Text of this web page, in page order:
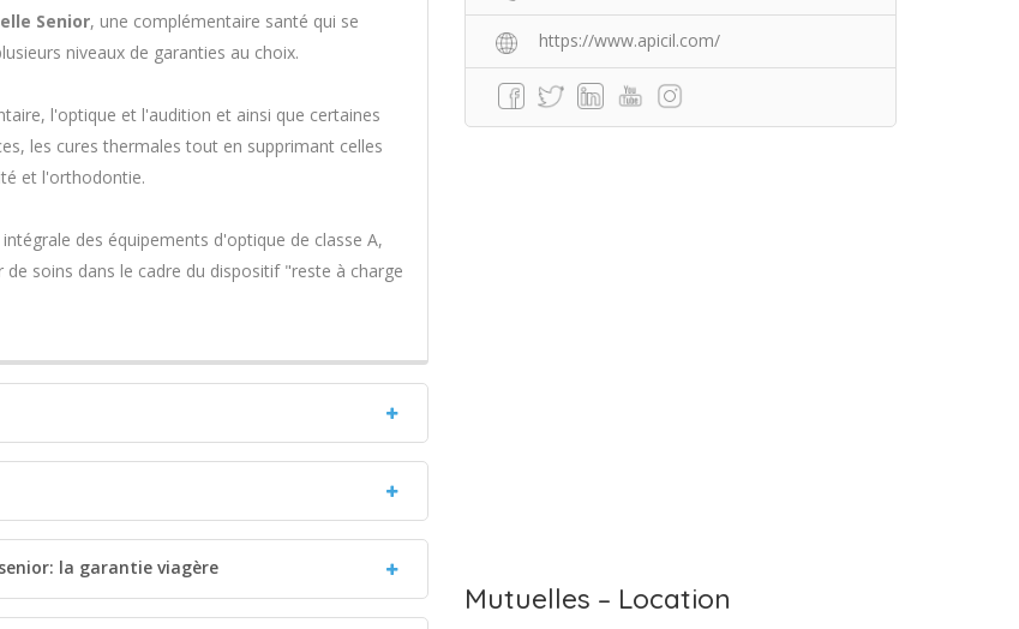
Senior, une complémentaire santé qui se
niveaux de garanties au choix.
l'optique et l'audition et ainsi que certaines
les cures thermales tout en supprimant celles
et l'orthodontie.
des équipements d'optique de classe A,
soins dans le cadre du dispositif "reste à charge
la garantie viagère
https://www.apicil.com/
Mutuelles – Location